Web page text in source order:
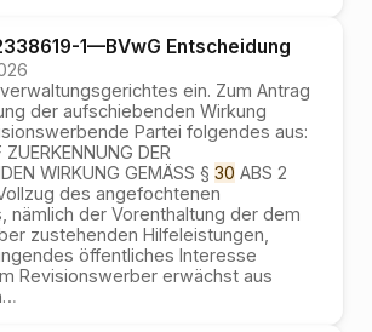
1—BVwG Entscheidung
ein. Zum Antrag
der aufschiebenden Wirkung
Partei folgendes aus:
ZUERKENNUNG DER
WIRKUNG GEMÄSS § 30 ABS 2
des angefochtenen
nämlich der Vorenthaltung der dem
zustehenden Hilfeleistungen,
öffentliches Interesse
Revisionswerber erwächst aus
…